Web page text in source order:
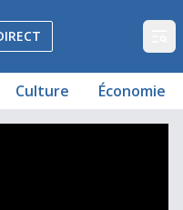
et Fribourg
Culture Économie